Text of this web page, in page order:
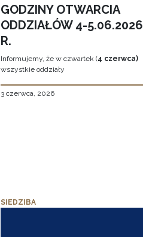
GODZINY OTWARCIA
ODDZIAŁÓW 4-5.06.2026
R.
Informujemy, że w czwartek (4 czerwca)
wszystkie oddziały
3 czerwca, 2026
SIEDZIBA